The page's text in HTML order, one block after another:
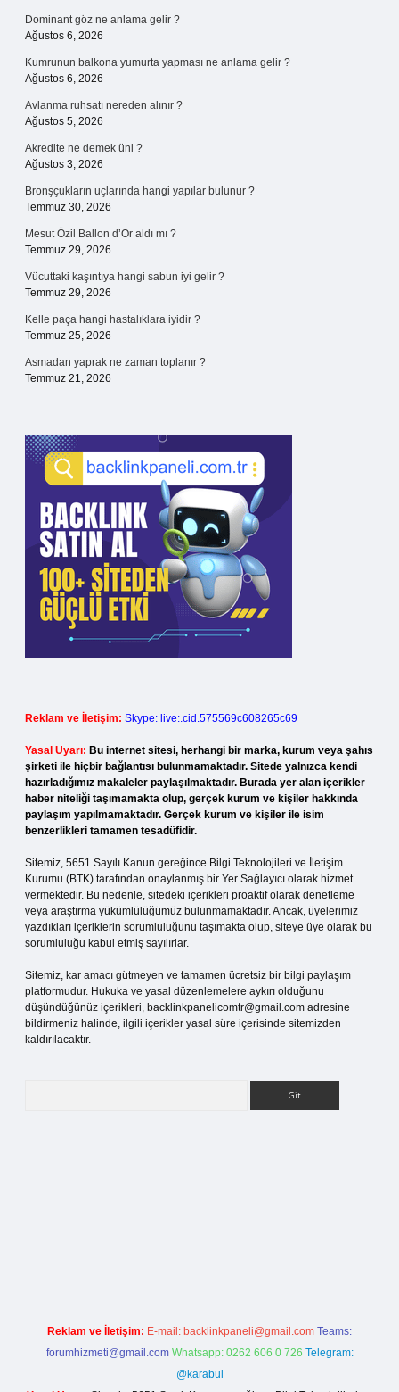
Dominant göz ne anlama gelir ?
Ağustos 6, 2026
Kumrunun balkona yumurta yapması ne anlama gelir ?
Ağustos 6, 2026
Avlanma ruhsatı nereden alınır ?
Ağustos 5, 2026
Akredite ne demek üni ?
Ağustos 3, 2026
Bronşçukların uçlarında hangi yapılar bulunur ?
Temmuz 30, 2026
Mesut Özil Ballon d’Or aldı mı ?
Temmuz 29, 2026
Vücuttaki kaşıntıya hangi sabun iyi gelir ?
Temmuz 29, 2026
Kelle paça hangi hastalıklara iyidir ?
Temmuz 25, 2026
Asmadan yaprak ne zaman toplanır ?
Temmuz 21, 2026
Reklam ve İletişim: Skype: live:.cid.575569c608265c69
Yasal Uyarı: Bu internet sitesi, herhangi bir marka, kurum veya şahıs
şirketi ile hiçbir bağlantısı bulunmamaktadır. Sitede yalnızca kendi
hazırladığımız makaleler paylaşılmaktadır. Burada yer alan içerikler
haber niteliği taşımamakta olup, gerçek kurum ve kişiler hakkında
paylaşım yapılmamaktadır. Gerçek kurum ve kişiler ile isim
benzerlikleri tamamen tesadüfidir.
Sitemiz, 5651 Sayılı Kanun gereğince Bilgi Teknolojileri ve İletişim
Kurumu (BTK) tarafından onaylanmış bir Yer Sağlayıcı olarak hizmet
vermektedir. Bu nedenle, sitedeki içerikleri proaktif olarak denetleme
veya araştırma yükümlülüğümüz bulunmamaktadır. Ancak, üyelerimiz
yazdıkları içeriklerin sorumluluğunu taşımakta olup, siteye üye olarak bu
sorumluluğu kabul etmiş sayılırlar.
Sitemiz, kar amacı gütmeyen ve tamamen ücretsiz bir bilgi paylaşım
platformudur. Hukuka ve yasal düzenlemelere aykırı olduğunu
düşündüğünüz içerikleri, backlinkpanelicomtr@gmail.com adresine
bildirmeniz halinde, ilgili içerikler yasal süre içerisinde sitemizden
kaldırılacaktır.
Reklam ve İletişim: E-mail: backlinkpaneli@gmail.com Teams:
forumhizmeti@gmail.com Whatsapp: 0262 606 0 726 Telegram:
@karabul